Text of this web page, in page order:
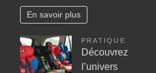
conseils
stratégies
En savoir plus
PRATIQUE
Découvrez
l’univers